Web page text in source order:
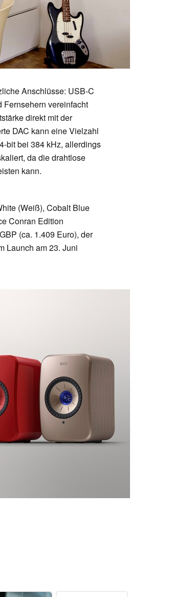
Anschlüsse: USB-C
Fernsehern vereinfacht
direkt mit der
DAC kann eine Vielzahl
bit bei 384 kHz, allerdings
da die drahtlose
kann.
(Weiß), Cobalt Blue
Conran Edition
(ca. 1.409 Euro), der
Launch am 23. Juni